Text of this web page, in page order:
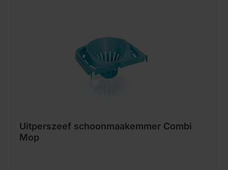
Uitperszeef schoonmaakemmer Combi
Mop